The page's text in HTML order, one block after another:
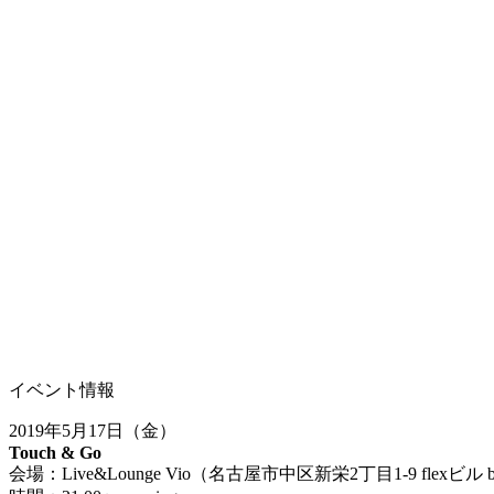
イベント情報
2019年5月17日（金）
Touch & Go
会場：Live&Lounge Vio（名古屋市中区新栄2丁目1-9 flexビル